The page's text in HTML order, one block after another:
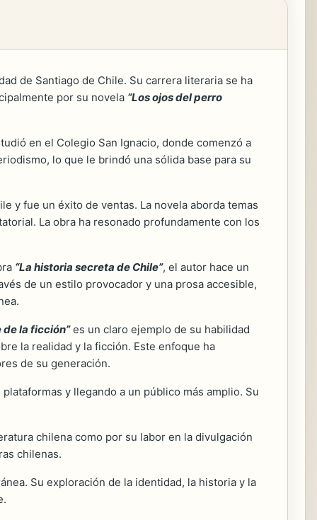
de Santiago de Chile. Su carrera literaria se ha
por su novela “Los ojos del perro
en el Colegio San Ignacio, donde comenzó a
lo que le brindó una sólida base para su
y fue un éxito de ventas. La novela aborda temas
La obra ha resonado profundamente con los
“La historia secreta de Chile”, el autor hace un
de un estilo provocador y una prosa accesible,
de la ficción”es un claro ejemplo de su habilidad
la realidad y la ficción. Este enfoque ha
de su generación.
y llegando a un público más amplio. Su
chilena como por su labor en la divulgación
chilenas.
Su exploración de la identidad, la historia y la